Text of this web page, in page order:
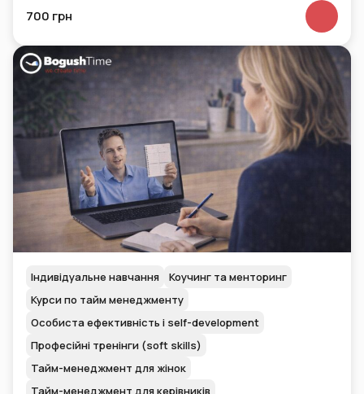
700 грн
Індивідуальне навчання
Коучинг та менторинг
Курси по тайм менеджменту
Особиста ефективність і self-development
Професійні тренінги (soft skills)
Тайм-менеджмент для жінок
Тайм-менеджмент для керівників